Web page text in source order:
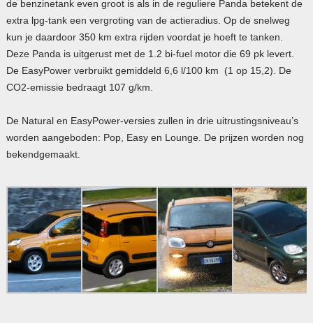
de benzinetank even groot is als in de reguliere Panda betekent de
extra lpg-tank een vergroting van de actieradius. Op de snelweg
kun je daardoor 350 km extra rijden voordat je hoeft te tanken.
Deze Panda is uitgerust met de 1.2 bi-fuel motor die 69 pk levert.
De EasyPower verbruikt gemiddeld 6,6 l/100 km (1 op 15,2). De
CO2-emissie bedraagt 107 g/km.
De Natural en EasyPower-versies zullen in drie uitrustingsniveau’s
worden aangeboden: Pop, Easy en Lounge. De prijzen worden nog
bekendgemaakt.